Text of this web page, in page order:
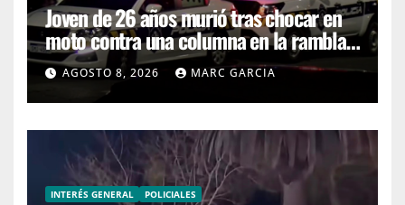
Joven de 26 años murió tras chocar en
moto contra una columna en la rambla
Mansa
AGOSTO 8, 2026 MARC GARCIA
INTERÉS GENERAL POLICIALES